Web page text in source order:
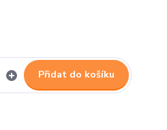
Přidat do košíku